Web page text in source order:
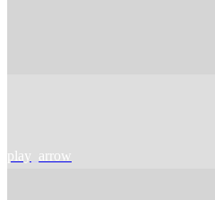
play_arrow